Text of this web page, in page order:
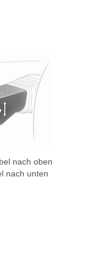
nach oben
nach unten